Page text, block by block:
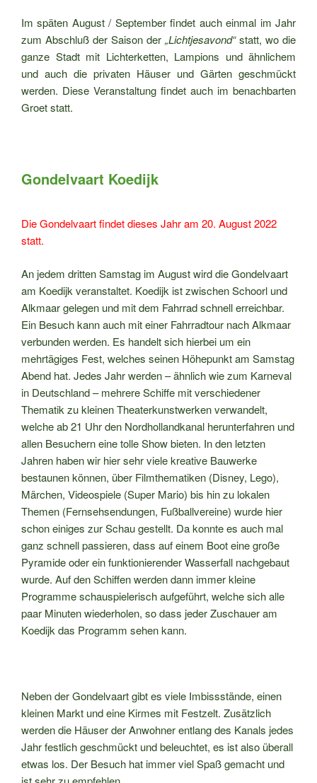
Im späten August / September findet auch einmal im Jahr
zum Abschluß der Saison der „Lichtjesavond“statt, wo die
ganze Stadt mit Lichterketten, Lampions und ähnlichem
und auch die privaten Häuser und Gärten geschmückt
werden. Diese Veranstaltung findet auch im benachbarten
Groet statt.
Gondelvaart Koedijk
Die Gondelvaart findet dieses Jahr am 20. August 2022
statt.
An jedem dritten Samstag im August wird die Gondelvaart
am Koedijk veranstaltet. Koedijk ist zwischen Schoorl und
Alkmaar gelegen und mit dem Fahrrad schnell erreichbar.
Ein Besuch kann auch mit einer Fahrradtour nach Alkmaar
verbunden werden. Es handelt sich hierbei um ein
mehrtägiges Fest, welches seinen Höhepunkt am Samstag
Abend hat. Jedes Jahr werden – ähnlich wie zum Karneval
in Deutschland – mehrere Schiffe mit verschiedener
Thematik zu kleinen Theaterkunstwerken verwandelt,
welche ab 21 Uhr den Nordhollandkanal herunterfahren und
allen Besuchern eine tolle Show bieten. In den letzten
Jahren haben wir hier sehr viele kreative Bauwerke
bestaunen können, über Filmthematiken (Disney, Lego),
Märchen, Videospiele (Super Mario) bis hin zu lokalen
Themen (Fernsehsendungen, Fußballvereine) wurde hier
schon einiges zur Schau gestellt. Da konnte es auch mal
ganz schnell passieren, dass auf einem Boot eine große
Pyramide oder ein funktionierender Wasserfall nachgebaut
wurde. Auf den Schiffen werden dann immer kleine
Programme schauspielerisch aufgeführt, welche sich alle
paar Minuten wiederholen, so dass jeder Zuschauer am
Koedijk das Programm sehen kann.
Neben der Gondelvaart gibt es viele Imbissstände, einen
kleinen Markt und eine Kirmes mit Festzelt. Zusätzlich
werden die Häuser der Anwohner entlang des Kanals jedes
Jahr festlich geschmückt und beleuchtet, es ist also überall
etwas los. Der Besuch hat immer viel Spaß gemacht und